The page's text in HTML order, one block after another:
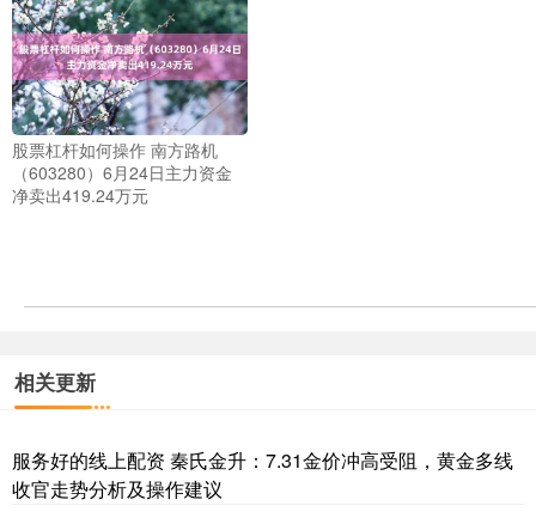
股票杠杆如何操作 南方路机
（603280）6月24日主力资金
净卖出419.24万元
相关更新
服务好的线上配资 秦氏金升：7.31金价冲高受阻，黄金多线
收官走势分析及操作建议